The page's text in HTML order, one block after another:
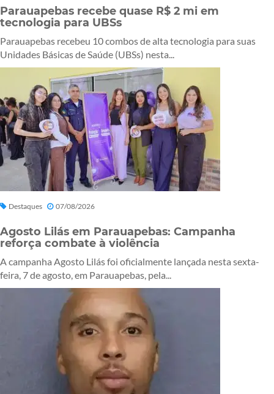
Parauapebas recebe quase R$ 2 mi em
tecnologia para UBSs
Parauapebas recebeu 10 combos de alta tecnologia para suas
Unidades Básicas de Saúde (UBSs) nesta...
Destaques 07/08/2026
Agosto Lilás em Parauapebas: Campanha
reforça combate à violência
A campanha Agosto Lilás foi oficialmente lançada nesta sexta-
feira, 7 de agosto, em Parauapebas, pela...